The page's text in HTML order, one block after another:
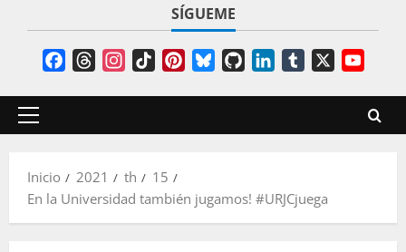
SÍGUEME
FacebookThreadsInstagram
TikTokPinterestBlueskyGitHubLinkedInTumblr
Menú
Inicio
2021 th
15
En la Universidad también jugamos! #URJCjuega